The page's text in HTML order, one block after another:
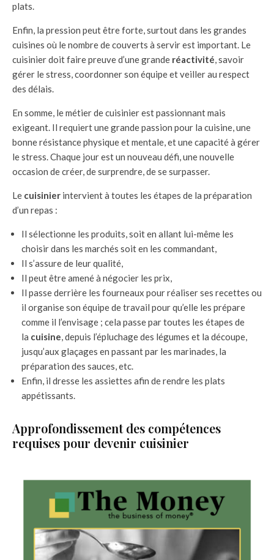
plats.
Enfin, la pression peut être forte, surtout dans les grandes
cuisines où le nombre de couverts à servir est important. Le
cuisinier doit faire preuve d’une grande réactivité, savoir
gérer le stress, coordonner son équipe et veiller au respect
des délais.
En somme, le métier de cuisinier est passionnant mais
exigeant. Il requiert une grande passion pour la cuisine, une
bonne résistance physique et mentale, et une capacité à gérer
le stress. Chaque jour est un nouveau défi, une nouvelle
occasion de créer, de surprendre, de se surpasser.
Le cuisinier intervient à toutes les étapes de la préparation
d’un repas :
Il sélectionne les produits, soit en allant lui-même les
choisir dans les marchés soit en les commandant,
Il s’assure de leur qualité,
Il peut être amené à négocier les prix,
Il passe derrière les fourneaux pour réaliser ses recettes ou
il organise son équipe de travail pour qu’elle les prépare
comme il l’envisage ; cela passe par toutes les étapes de
la cuisine, depuis l’épluchage des légumes et la découpe,
jusqu’aux glaçages en passant par les marinades, la
préparation des sauces, etc.
Enfin, il dresse les assiettes afin de rendre les plats
appétissants.
Approfondissement des compétences
requises pour devenir cuisinier